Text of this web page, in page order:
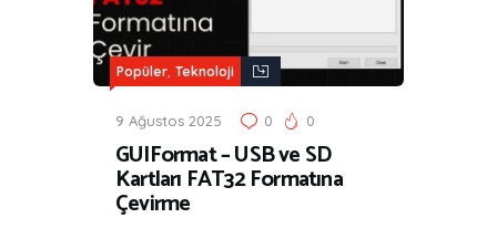
Popüler, Teknoloji
9 Ağustos 2025 0 0
GUIFormat – USB ve SD
Kartları FAT32 Formatına
Çevirme